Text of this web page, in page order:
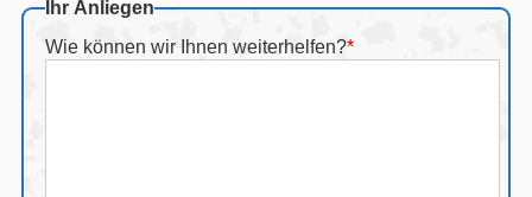
Ihr Anliegen
Wie können wir Ihnen weiterhelfen?*